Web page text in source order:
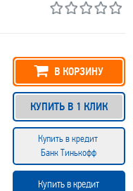
В КОРЗИНУ
КУПИТЬ В 1 КЛИК
Купить в кредит
Банк Тинькофф
Купить в кредит